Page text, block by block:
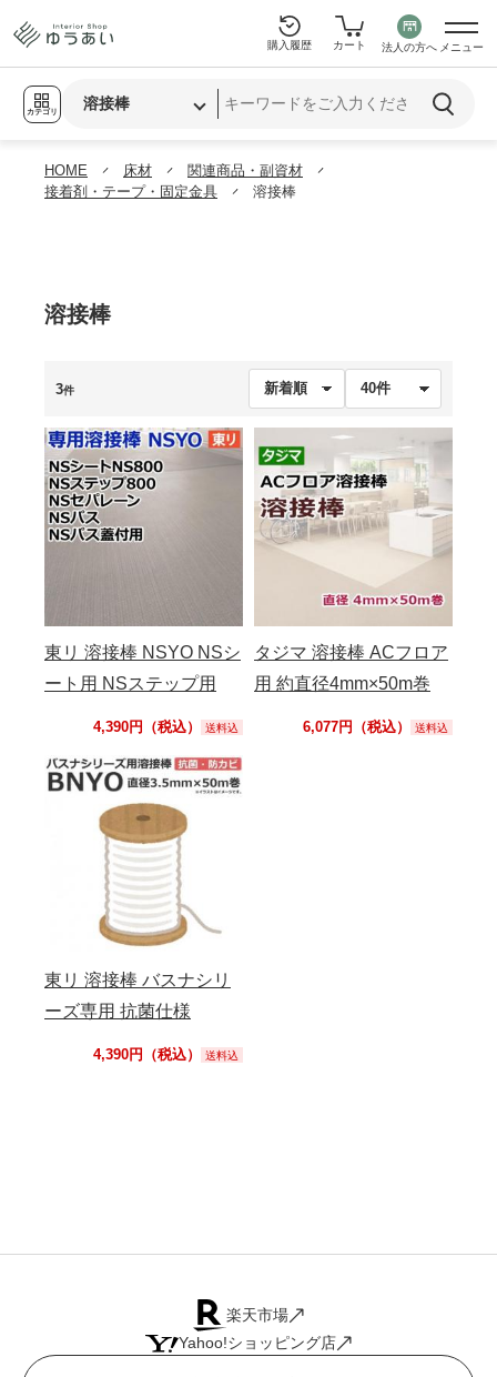
カテゴリ
購入履歴 カート 法人の方へ メニュー
HOME 床材
関連商品・副資材
接着剤・テープ・固定金具
溶接棒
溶接棒
3件
東リ 溶接棒 NSYO NSシ
ート用 NSステップ用
4,390円（税込） 送料込
タジマ 溶接棒 ACフロア
用 約直径4mm×50m巻
6,077円（税込） 送料込
東リ 溶接棒 バスナシリ
ーズ専用 抗菌仕様
4,390円（税込） 送料込
楽天市場
Yahoo!ショッピング店